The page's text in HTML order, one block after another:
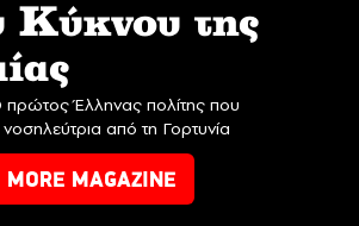
Κύκνου της
Έλληνας πολίτης που
από τη Γορτυνία
MORE MAGAZINE